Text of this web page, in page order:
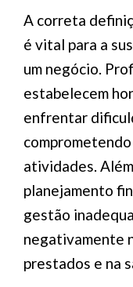
A correta
é vital para a
um negócio.
estabelecem
enfrentar
atividades.
planejamento
gestão
negativamente
prestados e na